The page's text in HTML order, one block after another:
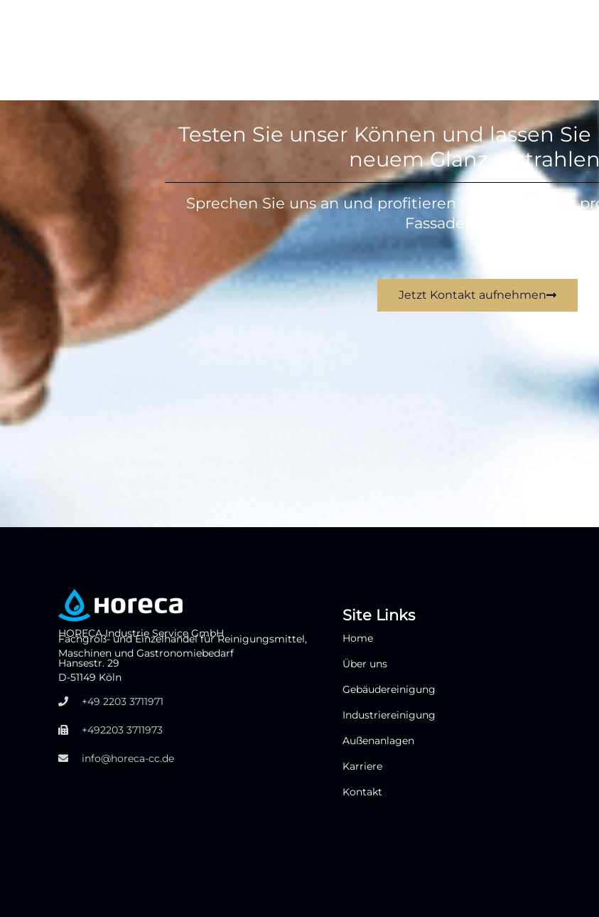
Testen Sie unser Können und lassen
neuem Glanz
Sprechen Sie uns an und profitieren Sie von unserer
Fassadenreinigung.
Jetzt Kontakt aufnehmen
HORECA Industrie Service GmbH
Fachgroß- und Einzelhandel für Reinigungsmittel,
Maschinen und Gastronomiebedarf
Hansestr. 29
D-51149 Köln
+49 2203 3711971
+492203 3711973
info@horeca-cc.de
Site Links
Home
Über uns
Gebäudereinigung
Industriereinigung
Außenanlagen
Karriere
Kontakt